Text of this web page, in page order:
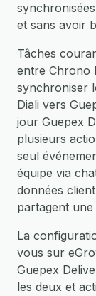
et sans avoir
Tâches
entre Chrono
synchroniser
Diali vers
jour Guepex
plusieurs
seul
équipe via
données
partagent
La
vous sur
Guepex
les deux et